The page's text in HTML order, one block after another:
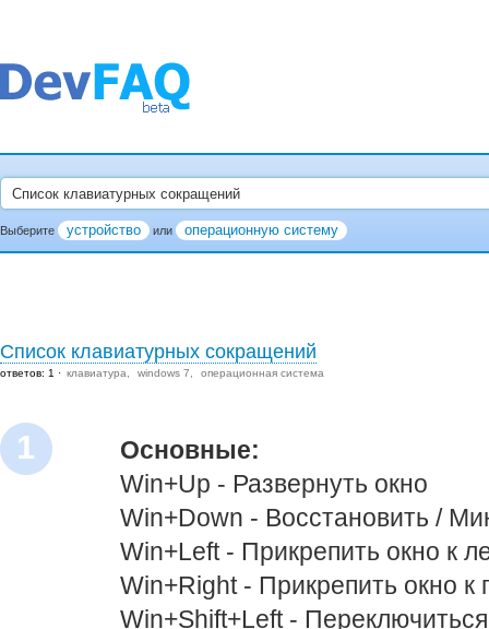
Выберите устройство или операционную систему
Список клавиатурных сокращений
ответов: 1 клавиатура windows 7 операционная система
1
Основные:
Win+Up - Развернуть окно
Win+Down - Восстановить /
Win+Left - Прикрепить окно к
Win+Right - Прикрепить окно к
Win+Shift+Left -